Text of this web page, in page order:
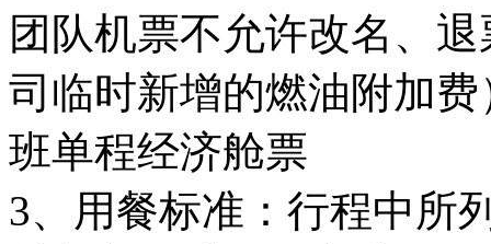
团队机票不允许改名、
司临时新增的燃油附加
班单程经济舱票
3、用餐标准：行程中所